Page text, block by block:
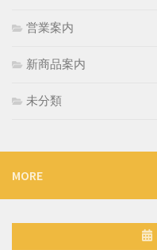
営業案内
新商品案内
未分類
MORE